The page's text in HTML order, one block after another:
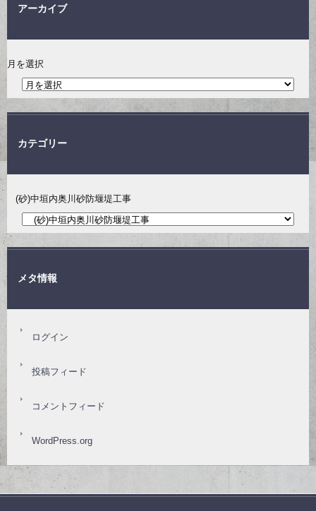
アーカイブ
月を選択
カテゴリー
(砂)中垣内奥川砂防堰堤工事
メタ情報
ログイン
投稿フィード
コメントフィード
WordPress.org